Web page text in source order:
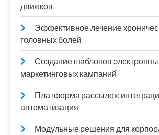
движков
Эффективное лечение
головных болей
Создание шаблонов
маркетинговых кампаний
Платформа рассылок:
автоматизация
Модульные решения для